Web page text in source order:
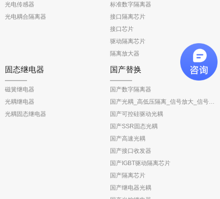
光电传感器
光电耦合隔离器
标准数字隔离器
接口隔离芯片
接口芯片
驱动隔离芯片
隔离放大器
固态继电器
磁簧继电器
光耦继电器
光耦固态继电器
国产替换
国产数字隔离器
国产光耦_高低压隔离_信号放大_信号反馈
国产可控硅驱动光耦
国产SSR固态光耦
国产高速光耦
国产接口收发器
国产IGBT驱动隔离芯片
国产隔离芯片
国产继电器光耦